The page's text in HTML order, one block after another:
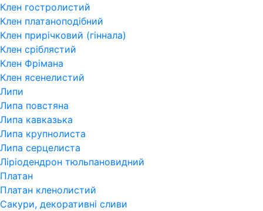
Клен гостролистий
Клен платаноподібний
Клен прирічковий (гіннала)
Клен сріблястий
Клен Фрімана
Клен ясенелистий
Липи
Липа повстяна
Липа кавказька
Липа крупнолиста
Липа серцелиста
Ліріодендрон тюльпановидний
Платан
Платан кленолистий
Сакури, декоративні сливи